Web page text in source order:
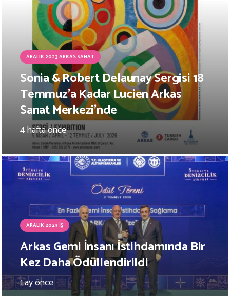
ARALIK 2023 ARKAS SANAT
Sonia & Robert Delaunay Sergisi 18
Temmuz’a Kadar Lucien Arkas
Sanat Merkezi’nde
4 hafta önce
ARALIK 2023 İŞ
Arkas Gemi İnsanı İstihdamında Bir
Kez Daha Ödüllendirildi
1 ay önce